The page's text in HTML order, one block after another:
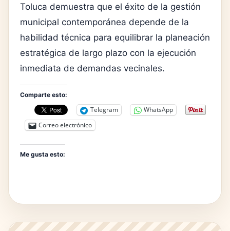
Toluca demuestra que el éxito de la gestión
municipal contemporánea depende de la
habilidad técnica para equilibrar la planeación
estratégica de largo plazo con la ejecución
inmediata de demandas vecinales.
Comparte esto:
Telegram
WhatsApp
Correo electrónico
Me gusta esto: